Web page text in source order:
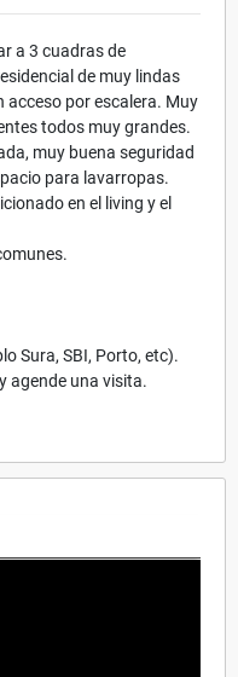
a 3 cuadras de
de muy lindas
acceso por escalera. Muy
todos muy grandes.
muy buena seguridad
para lavarropas.
en el living y el
Sura, SBI, Porto, etc).
agende una visita.